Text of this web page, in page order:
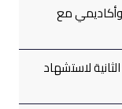
مع
لاستشهاد